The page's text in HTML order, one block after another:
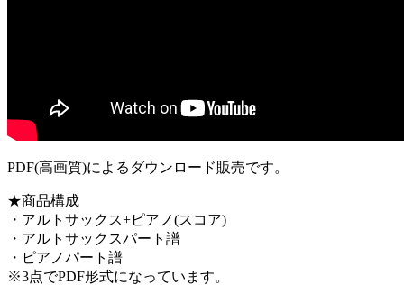
PDF(高画質)によるダウンロード販売です。
★商品構成
・アルトサックス+ピアノ(スコア)
・アルトサックスパート譜
・ピアノパート譜
※3点でPDF形式になっています。